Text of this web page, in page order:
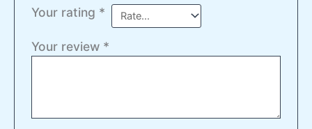
Your rating *
Your review *